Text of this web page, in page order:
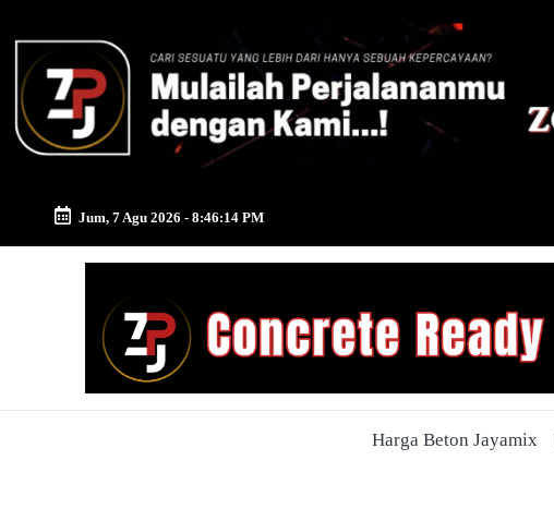
content
Jum, 7 Agu 2026 - 8:46:15 PM
Harga Beton Jayamix